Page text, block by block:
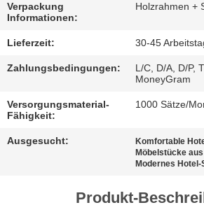
DATENSCHUTZ-
BESTIMMUNGEN
Verpackung
Informationen:
Holzrahmen +
Lieferzeit: 30-45
Zahlungsbedingungen:
L/C, D/A, D/P,
MoneyGram
Versorgungsmaterial-
Fähigkeit:
1000 Sätze/
Ausgesucht: Komfortable
Möbelstücke
Modernes
Produkt-